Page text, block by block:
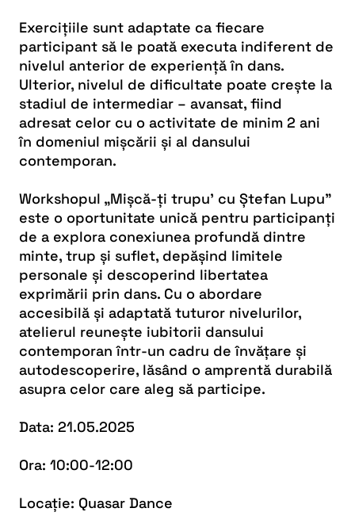
Exercițiile sunt adaptate ca fiecare
participant să le poată executa indiferent de
nivelul anterior de experiență în dans.
Ulterior, nivelul de dificultate poate crește la
stadiul de intermediar – avansat, fiind
adresat celor cu o activitate de minim 2 ani
în domeniul mișcării și al dansului
contemporan.
Workshopul „Mișcă-ți trupu’ cu Ștefan Lupu”
este o oportunitate unică pentru participanți
de a explora conexiunea profundă dintre
minte, trup și suflet, depășind limitele
personale și descoperind libertatea
exprimării prin dans. Cu o abordare
accesibilă și adaptată tuturor nivelurilor,
atelierul reunește iubitorii dansului
contemporan într-un cadru de învățare și
autodescoperire, lăsând o amprentă durabilă
asupra celor care aleg să participe.
Data: 21.05.2025
Ora: 10:00-12:00
Locație: Quasar Dance